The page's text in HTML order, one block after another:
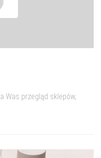
Was przegląd sklepów,